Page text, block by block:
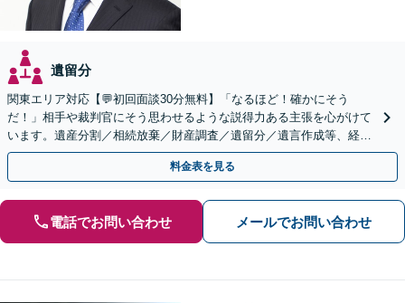
遺留分
関東エリア対応【💬初回面談30分無料】「なるほど！確かにそう
だ！」相手や裁判官にそう思わせるような説得力ある主張を心がけて
います。遺産分割／相続放棄／財産調査／遺留分／遺言作成等、経験
豊富な事務所。複雑な手続を代行【年間相談100件以上】
料金表を見る
電話でお問い合わせ メールでお問い合わせ